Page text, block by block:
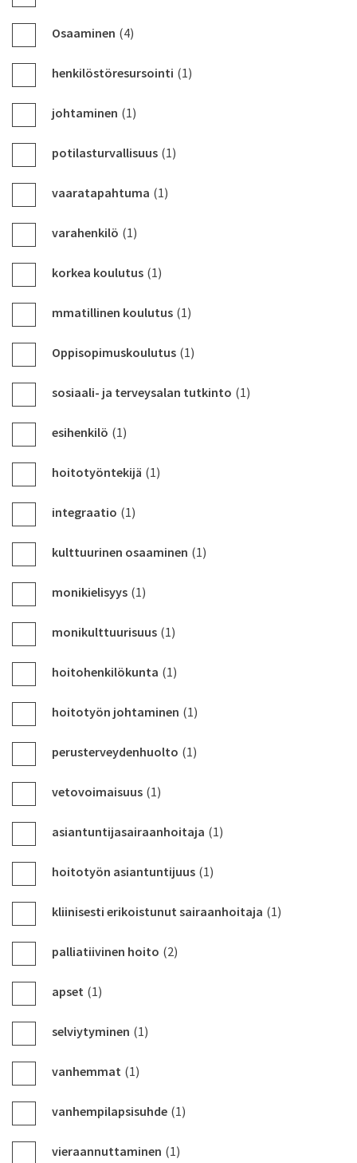
Osaaminen (4)
henkilöstöresursointi (1)
johtaminen (1)
potilasturvallisuus (1)
vaaratapahtuma (1)
varahenkilö (1)
korkea koulutus (1)
mmatillinen koulutus (1)
Oppisopimuskoulutus (1)
sosiaali- ja terveysalan tutkinto (1)
esihenkilö (1)
hoitotyöntekijä (1)
integraatio (1)
kulttuurinen osaaminen (1)
monikielisyys (1)
monikulttuurisuus (1)
hoitohenkilökunta (1)
hoitotyön johtaminen (1)
perusterveydenhuolto (1)
vetovoimaisuus (1)
asiantuntijasairaanhoitaja (1)
hoitotyön asiantuntijuus (1)
kliinisesti erikoistunut sairaanhoitaja (1)
palliatiivinen hoito (2)
apset (1)
selviytyminen (1)
vanhemmat (1)
vanhempilapsisuhde (1)
vieraannuttaminen (1)